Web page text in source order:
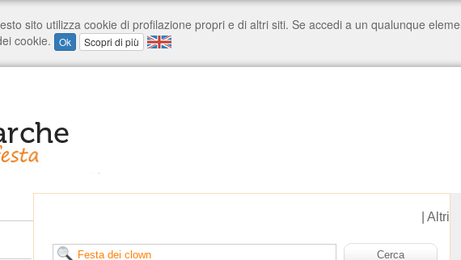
Altri